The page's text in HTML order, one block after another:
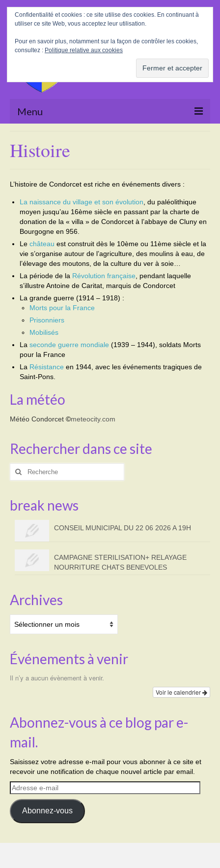
Rechercher
:
Menu
La Mairie
Tourisme
Actualités
Activités
Poésie
Contact
Heures d’ouverture
Démarches administratives
CONSEILLER NUMERIQUE
Infos utiles
Salle polyvalente
Service des eaux
L’école
Cimetière
Culte
Correspondants de presse
LE BRULAGE DES VEGETAUX
DECHETS VERTS
Histoire
L’histoire de Condorcet est riche en événements divers :
La naissance du village et son évolution , du paléolithique
moyen jusqu’au 16ème siècle en passant par la charte de
donation de la « villa » de Condorcet à l’abbaye de Cluny en
Bourgogne en 956.
Le château est construit dès le 10ème ou 11ème siècle et la
vie s’organise autour de l’agriculture, des moulins à eau, de
l’élevage des moutons, de la culture du ver à soie…
La période de la Révolution française , pendant laquelle
s’illustre Antoine de Caritat, marquis de Condorcet
La grande guerre (1914 – 1918) :
Morts pour la France
Prisonniers
Mobilisés
La seconde guerre mondiale (1939 – 1944), soldats Morts
pour la France
La Résistance en 1944, avec les événements tragiques de
Saint-Pons.
La météo
Météo Condorcet ©meteocity.com
Rechercher dans ce site
Rechercher
break news
CONSEIL MUNICIPAL DU 22 06 2026 A 19H
CAMPAGNE STERILISATION+ RELAYAGE
NOURRITURE CHATS BENEVOLES
Archives
Événements à venir
Il n’y a aucun évènement à venir.
Voir le calendrier
Abonnez-vous à ce blog par e-
mail.
Saisissez votre adresse e-mail pour vous abonner à ce site et
recevoir une notification de chaque nouvel article par email.
Adresse
e-
mail
Abonnez-vous
Confidentialité et cookies : ce site utilise des cookies. En continuant à
utiliser ce site Web, vous acceptez leur utilisation.
Pour en savoir plus, notamment sur la façon de contrôler les cookies,
consultez : Politique relative aux cookies